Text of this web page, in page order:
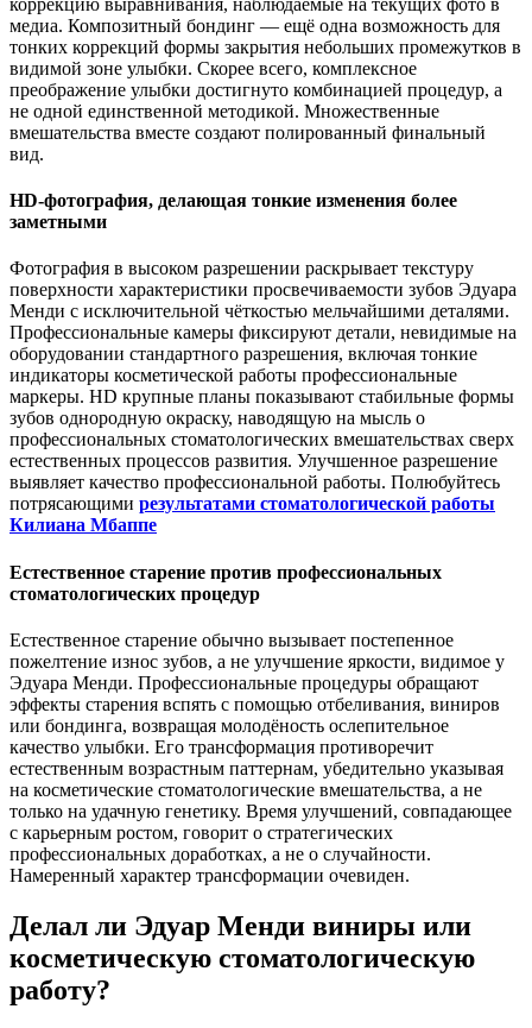
коррекцию выравнивания, наблюдаемые на текущих фото в
медиа. Композитный бондинг — ещё одна возможность для
тонких коррекций формы закрытия небольших промежутков в
видимой зоне улыбки. Скорее всего, комплексное
преображение улыбки достигнуто комбинацией процедур, а
не одной единственной методикой. Множественные
вмешательства вместе создают полированный финальный
вид.
HD-фотография, делающая тонкие изменения более
заметными
Фотография в высоком разрешении раскрывает текстуру
поверхности характеристики просвечиваемости зубов Эдуара
Менди с исключительной чёткостью мельчайшими деталями.
Профессиональные камеры фиксируют детали, невидимые на
оборудовании стандартного разрешения, включая тонкие
индикаторы косметической работы профессиональные
маркеры. HD крупные планы показывают стабильные формы
зубов однородную окраску, наводящую на мысль о
профессиональных стоматологических вмешательствах сверх
естественных процессов развития. Улучшенное разрешение
выявляет качество профессиональной работы. Полюбуйтесь
потрясающими результатами стоматологической работы
Килиана Мбаппе
Естественное старение против профессиональных
стоматологических процедур
Естественное старение обычно вызывает постепенное
пожелтение износ зубов, а не улучшение яркости, видимое у
Эдуара Менди. Профессиональные процедуры обращают
эффекты старения вспять с помощью отбеливания, виниров
или бондинга, возвращая молодёность ослепительное
качество улыбки. Его трансформация противоречит
естественным возрастным паттернам, убедительно указывая
на косметические стоматологические вмешательства, а не
только на удачную генетику. Время улучшений, совпадающее
с карьерным ростом, говорит о стратегических
профессиональных доработках, а не о случайности.
Намеренный характер трансформации очевиден.
Делал ли Эдуар Менди виниры или
косметическую стоматологическую
работу?